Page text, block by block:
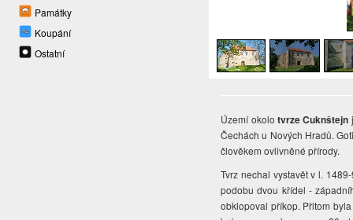
Památky
Koupání
Ostatní
Území okolotvrze Cuknštejn
Čechách u Nových Hradů.
člověkem ovlivněné přírody.
Tvrz nechal vystavět v l.
podobu dvou křídel -
obklopoval příkop. Přitom